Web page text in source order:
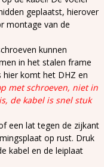
geplaatst, hierover
montage van de
kunnen
in het stalen frame
hier komt het DHZ en
met schroeven, niet in
de kabel is snel stuk
een lat tegen de zijkant
op rust. Druk
kabel en de leiplaat